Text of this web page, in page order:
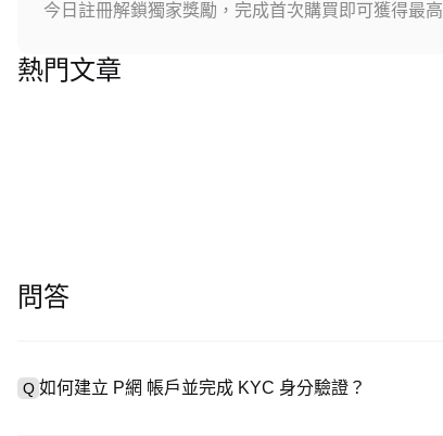
今日註冊解鎖獨家獎勵，完成首次購買即可獲得最
熱門文章
問答
Q 如何建立 P網 帳戶並完成 KYC 身分驗證？